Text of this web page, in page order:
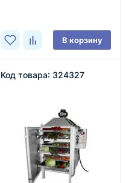
В корзину
Код товара: 324327